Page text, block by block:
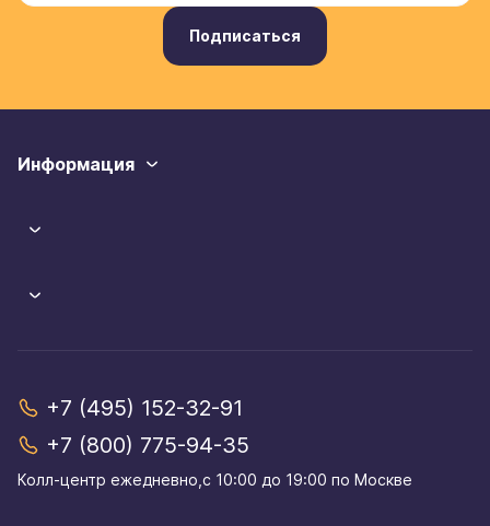
Подписаться
Информация
+7 (495) 152-32-91
+7 (800) 775-94-35
Колл-центр eжедневно,с 10:00 до 19:00 по Москве